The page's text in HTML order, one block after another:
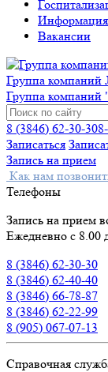
Информация
Вакансии
Группа компаний
Группа
8 (3846) 62-30-30
Записаться
Запись на прием
Как нам
Телефоны
Запись на прием
Ежедневно с 8.00
8 (3846) 62-30-30
8 (3846) 62-40-40
8 (3846) 66-78-87
8 (3846) 62-22-99
8 (905) 067-07-13
Справочная